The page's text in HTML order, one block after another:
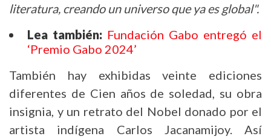
literatura, creando un universo que ya es global".
Lea también: Fundación Gabo entregó el
‘Premio Gabo 2024’
También hay exhibidas veinte ediciones
diferentes de Cien años de soledad, su obra
insignia, y un retrato del Nobel donado por el
artista indígena Carlos Jacanamijoy. Así